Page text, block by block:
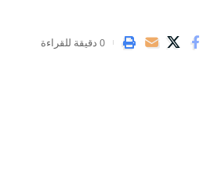
0 دقيقة للقراءة